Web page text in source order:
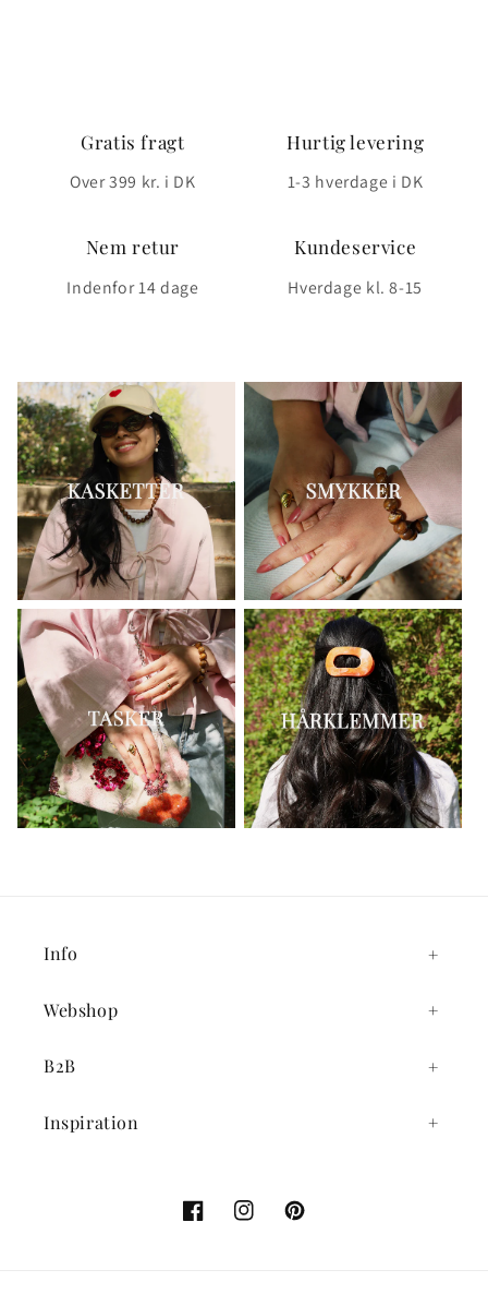
Gratis fragt
Over 399 kr. i DK
Hurtig levering
1-3 hverdage i DK
Nem retur
Indenfor 14 dage
Kundeservice
Hverdage kl. 8-15
Info
Webshop
B2B
Inspiration
FacebookInstagramPinterest